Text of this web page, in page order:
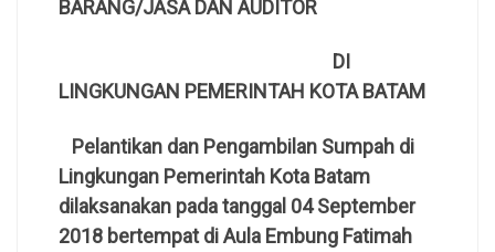
BARANG/JASA DAN AUDITOR
DI
LINGKUNGAN PEMERINTAH KOTA BATAM
Pelantikan dan Pengambilan Sumpah di
Lingkungan Pemerintah Kota Batam
dilaksanakan pada tanggal 04 September
2018 bertempat di Aula Embung Fatimah